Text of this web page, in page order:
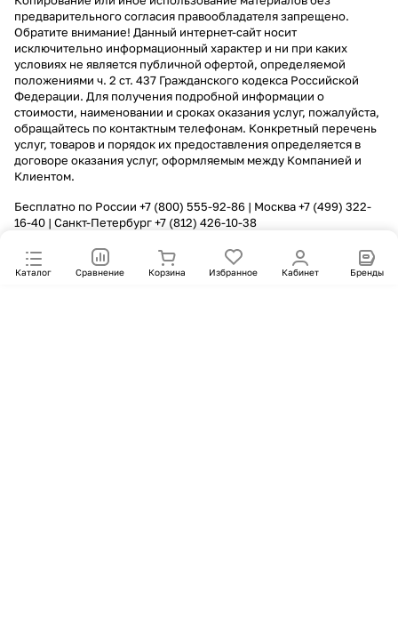
Каталог Сравнение Корзина Избранное Кабинет Бренды
предварительного согласия правообладателя запрещено.
Обратите внимание! Данный интернет-сайт носит
исключительно информационный характер и ни при каких
условиях не является публичной офертой, определяемой
положениями ч. 2 ст. 437 Гражданского кодекса Российской
Федерации. Для получения подробной информации о
стоимости, наименовании и сроках оказания услуг, пожалуйста,
обращайтесь по контактным телефонам. Конкретный перечень
услуг, товаров и порядок их предоставления определяется в
договоре оказания услуг, оформляемым между Компанией и
Клиентом.
Бесплатно по России +7 (800) 555-92-86 | Москва+7 (499) 322-
16-40 | Санкт-Петербург+7 (812) 426-10-38